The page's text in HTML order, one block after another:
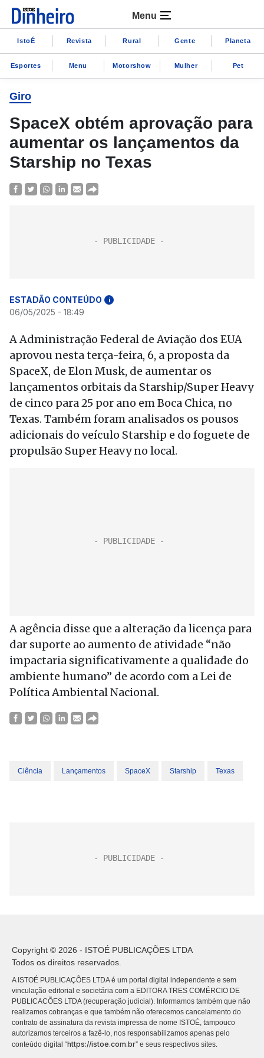
Menu
IstoÉ Revista Rural Gente Planeta
Esportes Menu Motorshow Mulher Pet
Giro
SpaceX obtém aprovação para
aumentar os lançamentos da
Starship no Texas
ESTADÃO CONTEÚDO i
06/05/2025 - 18:49
A Administração Federal de Aviação dos EUA
aprovou nesta terça-feira, 6, a proposta da
SpaceX, de Elon Musk, de aumentar os
lançamentos orbitais da Starship/Super Heavy
de cinco para 25 por ano em Boca Chica, no
Texas. Também foram analisados os pousos
adicionais do veículo Starship e do foguete de
propulsão Super Heavy no local.
A agência disse que a alteração da licença para
dar suporte ao aumento de atividade “não
impactaria significativamente a qualidade do
ambiente humano” de acordo com a Lei de
Política Ambiental Nacional.
Ciência Lançamentos SpaceX Starship Texas
Copyright © 2026 - ISTOÉ PUBLICAÇÕES LTDA
Todos os direitos reservados.
A ISTOÉ PUBLICAÇÕES LTDA é um portal digital independente e sem
vinculação editorial e societária com a EDITORA TRES COMÉRCIO DE
PUBLICACÕES LTDA (recuperação judicial). Informamos também que não
realizamos cobranças e que também não oferecemos cancelamento do
contrato de assinatura da revista impressa de nome ISTOÉ, tampouco
autorizamos terceiros a fazê-lo, nos responsabilizamos apenas pelo
conteúdo digital “https://istoe.com.br” e seus respectivos sites.